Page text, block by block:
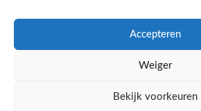
Accepteren
Weiger
Bekijk voorkeuren
Ketomaaltijd.nl 2025